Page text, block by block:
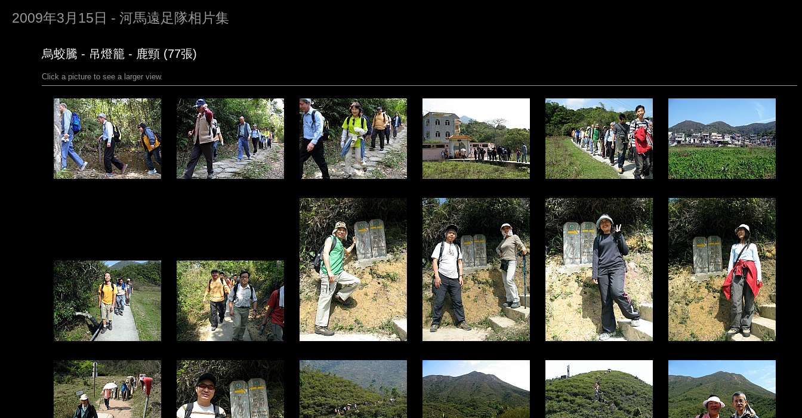
2009年3月15日 - 河馬遠足隊相片集
烏蛟騰 - 吊燈籠 - 鹿頸 (77張)
Click a picture to see a larger view.